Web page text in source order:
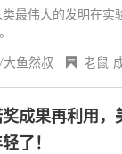
类最伟大的发明在实
鱼然叔
老鼠
成果再利用，
了！